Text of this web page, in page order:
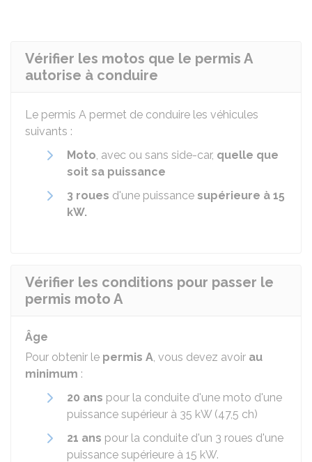
Vérifier les motos que le permis A
autorise à conduire
Le permis A permet de conduire les véhicules
suivants :
Moto, avec ou sans side-car, quelle que
soit sa puissance
3 roues d'une puissance supérieure à 15
kW.
Vérifier les conditions pour passer le
permis moto A
Âge
Pour obtenir le permis A, vous devez avoir au
minimum :
20 ans pour la conduite d'une moto d'une
puissance supérieur à 35 kW(47,5 ch)
21 ans pour la conduite d'un 3 roues d'une
puissance supérieure à 15 kW.